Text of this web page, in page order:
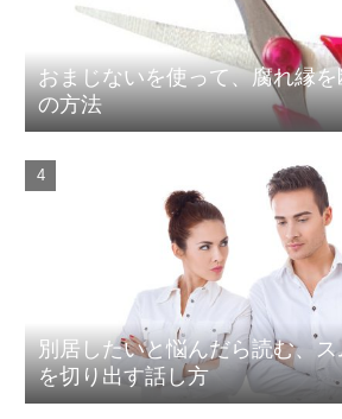
おまじないを使って、腐れ縁
の方法
別居したいと悩んだら読む、
を切り出す話し方